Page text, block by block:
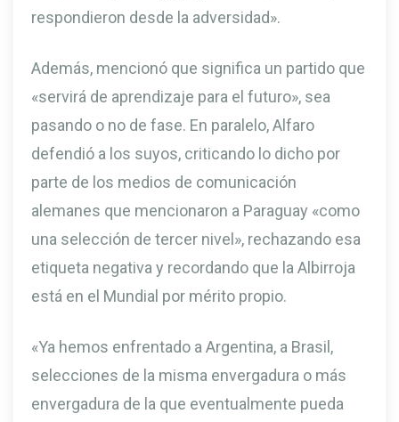
respondieron desde la adversidad».
Además, mencionó que significa un partido que
«servirá de aprendizaje para el futuro», sea
pasando o no de fase. En paralelo, Alfaro
defendió a los suyos, criticando lo dicho por
parte de los medios de comunicación
alemanes que mencionaron a Paraguay «como
una selección de tercer nivel», rechazando esa
etiqueta negativa y recordando que la Albirroja
está en el Mundial por mérito propio.
«Ya hemos enfrentado a Argentina, a Brasil,
selecciones de la misma envergadura o más
envergadura de la que eventualmente pueda